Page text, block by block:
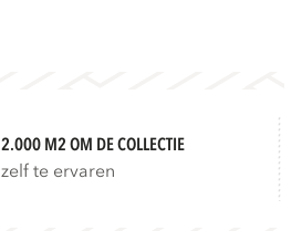
2.000 M2 OM DE COLLECTIE
zelf te ervaren